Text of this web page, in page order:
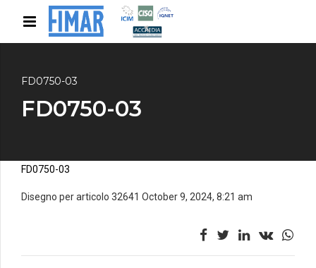
FD0750-03
FD0750-03
FD0750-03
Disegno per articolo 32641 October 9, 2024, 8:21 am